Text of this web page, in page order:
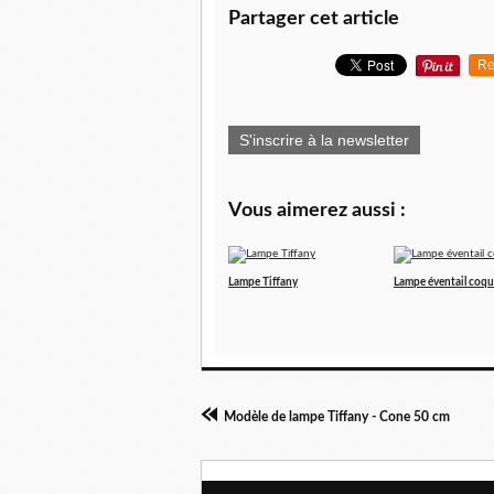
Partager cet article
S'inscrire à la newsletter
Vous aimerez aussi :
Lampe Tiffany
Lampe éventail
Modèle de lampe Tiffany - Cone 50 cm